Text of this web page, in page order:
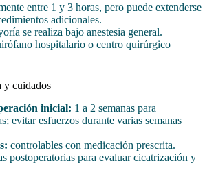
entre 1 y 3 horas, pero puede extenderse
adicionales.
se realiza bajo anestesia general.
hospitalario o centro quirúrgico
y cuidados
inicial: 1 a 2 semanas para
evitar esfuerzos durante varias semanas
controlables con medicación prescrita.
postoperatorias para evaluar cicatrización y